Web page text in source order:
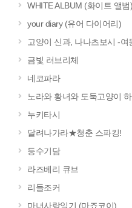
WHITE ALBUM (화이트 앨범)
your diary (유어 다이어리)
고양이 신과, 나나츠보시 -여
금빛 러브리체
네코파라
노라와 황녀와 도둑고양이
누키타시
달려나가라★청춘 스파킹!
등수기담
라즈베리 큐브
리들조커
마녀사랑일기 (마죠코이)